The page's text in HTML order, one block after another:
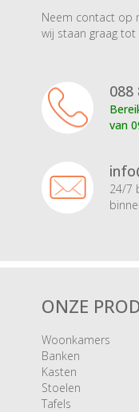
Neem contact op
wij staan graag tot
088
van
24/7
ONZE
Woonkamers
Banken
Kasten
Stoelen
Tafels